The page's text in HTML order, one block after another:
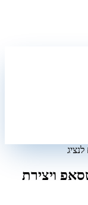
ויצירת